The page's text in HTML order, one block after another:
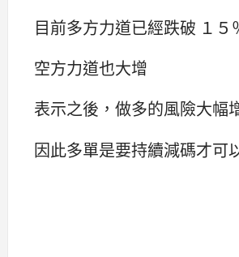
目前多方力道已經跌破 １５
空方力道也大增
表示之後，做多的風險大幅
因此多單是要持續減碼才可